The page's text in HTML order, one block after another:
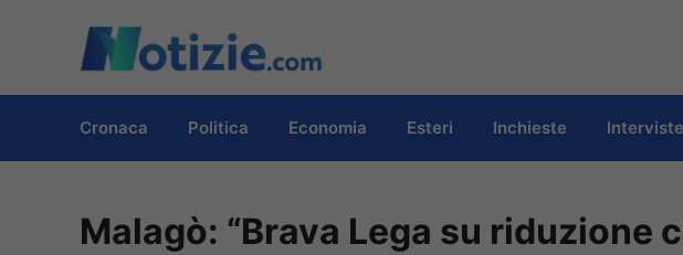
contenuto
Cronaca Politica Economia Esteri Inchieste Interviste
Malagò: “Brava Lega su riduzione